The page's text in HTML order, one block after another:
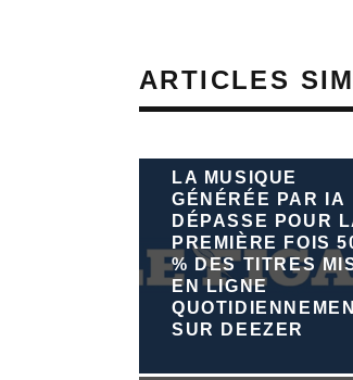
ARTICLES
LA MUSIQUE
GÉNÉRÉE PAR IA
DÉPASSE POUR
PREMIÈRE FOIS
% DES TITRES
EN LIGNE
SUR DEEZER